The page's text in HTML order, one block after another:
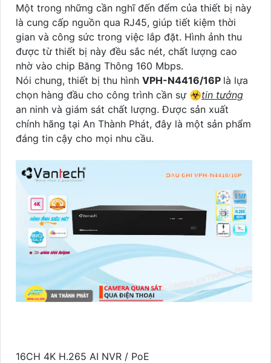
Một trong những cần nghĩ đến đểm của thiết bị này
là cung cấp nguồn qua RJ45, giúp tiết kiệm thời
gian và công sức trong việc lắp đặt. Hình ảnh thu
được từ thiết bị này đều sắc nét, chất lượng cao
nhờ vào chip Băng Thông 160 Mbps.
Nói chung, thiết bị thu hình VPH-N4416/16P là lựa
chọn hàng đầu cho công trình cần sự ☣️tin tưởng
an ninh và giám sát chất lượng. Được sản xuất
chính hãng tại An Thành Phát, đây là một sản phẩm
đáng tin cậy cho mọi nhu cầu.
16CH 4K H.265 AI NVR / PoE